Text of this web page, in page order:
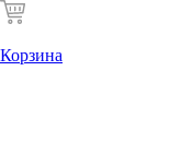
Корзина